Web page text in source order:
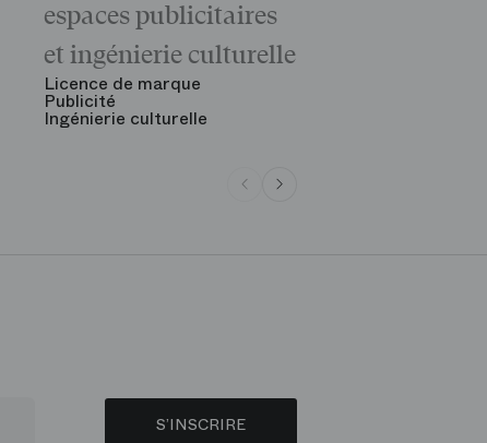
espaces publicitaires
et ingénierie culturelle
Licence de marque
Publicité
Ingénierie culturelle
S’INSCRIRE